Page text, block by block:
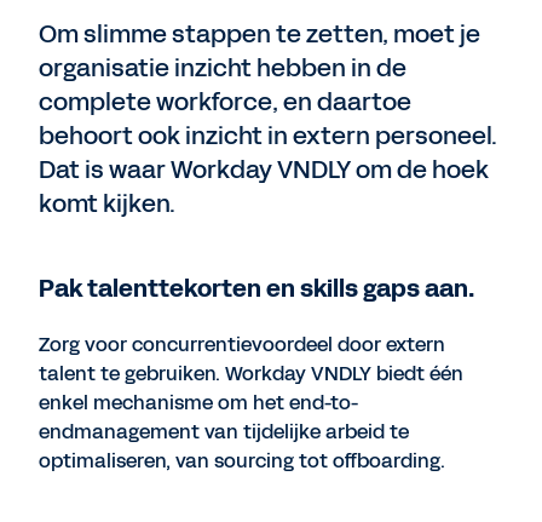
Om slimme stappen te zetten, moet je
organisatie inzicht hebben in de
complete workforce, en daartoe
behoort ook inzicht in extern personeel.
Dat is waar Workday VNDLY om de hoek
komt kijken.
Pak talenttekorten en skills gaps aan.
Zorg voor concurrentievoordeel door extern
talent te gebruiken. Workday VNDLY biedt één
enkel mechanisme om het end-to-
endmanagement van tijdelijke arbeid te
optimaliseren, van sourcing tot offboarding.